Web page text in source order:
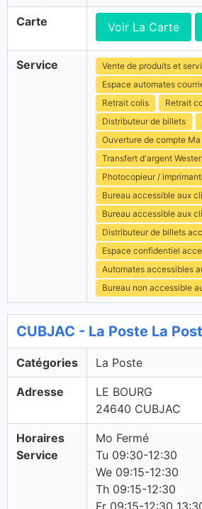
Carte Voir La Carte
Service
Vente de produits et
Espace automates
Retrait colis
Retrait
Distributeur de billets
Ouverture de compte
Transfert d'argent
Photocopieur /
Bureau accessible aux
Bureau accessible aux
Distributeur de billets
Espace confidentiel
Automates accessibles
Bureau non accessible
CUBJAC - La Poste La
Catégories La Poste
Adresse
LE BOURG
24640 CUBJAC
Horaires
Service
Mo Fermé
Tu 09:30-12:30
We 09:15-12:30
Th 09:15-12:30
Fr 09:15-12:30